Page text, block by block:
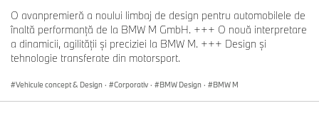
O avanpremieră a noului limbaj de design pentru automobilele de
înaltă performanță de la BMW M GmbH. +++ O nouă interpretare
a dinamicii, agilității și preciziei la BMW M. +++ Design și
tehnologie transferate din motorsport.
Vehicule concept & Design · Corporativ · BMW Design · BMW M